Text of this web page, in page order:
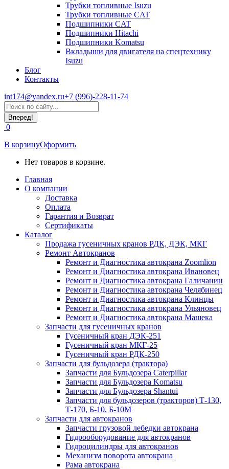
Трубки топливные Isuzu
Трубки топливные CAT
Подшипники CAT
Подшипники Hitachi
Подшипники Komatsu
Вкладыши для двигателя на спецтехнику
Isuzu
Блог
Контакты
int174@yandex.ru+7 (996)-228-11-74
Страница
WhatsApp
открывается
в
новом
окне
Поиск:
0
В корзинуОформить
Нет товаров в корзине.
Главная
О компании
Доставка
Оплата
Гарантия и Возврат
Сертификаты
Каталог
Продажа гусеничных кранов РДК, ДЭК, МКГ
Ремонт Автокранов
Ремонт и Диагностика автокрана Zoomlion
Ремонт и Диагностика автокрана Ивановец
Ремонт и Диагностика автокрана Галичанин
Ремонт и Диагностика автокрана Челябинец
Ремонт и Диагностика автокрана Клинцы
Ремонт и Диагностика автокрана Ульяновец
Ремонт и Диагностика автокрана Машека
Запчасти для гусеничных кранов
Гусеничный кран ДЭК-251
Гусеничный кран МКГ-25
Гусеничный кран РДК-250
Запчасти для бульдозера (трактора)
Запчасти для Бульдозера Caterpillar
Запчасти для Бульдозера Komatsu
Запчасти для Бульдозера Shantui
Запчасти для бульдозеров (тракторов) Т-130,
Т-170, Б-10, Б-10М
Запчасти для автокранов
Запчасти грузовой лебедки автокрана
Гидрооборудование для автокранов
Гидроцилиндры для автокранов
Механизм поворота автокрана
Рама автокрана